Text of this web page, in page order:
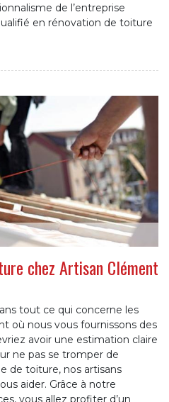
de l’entreprise
en rénovation de toiture
chez Artisan Clément
tout ce qui concerne les
où nous vous fournissons des
avoir une estimation claire
ne pas se tromper de
de toiture, nos artisans
aider. Grâce à notre
vous allez profiter d’un